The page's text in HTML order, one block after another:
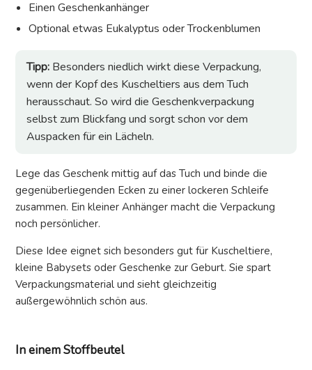
Einen Geschenkanhänger
Optional etwas Eukalyptus oder Trockenblumen
Tipp: Besonders niedlich wirkt diese Verpackung,
wenn der Kopf des Kuscheltiers aus dem Tuch
herausschaut. So wird die Geschenkverpackung
selbst zum Blickfang und sorgt schon vor dem
Auspacken für ein Lächeln.
Lege das Geschenk mittig auf das Tuch und binde die
gegenüberliegenden Ecken zu einer lockeren Schleife
zusammen. Ein kleiner Anhänger macht die Verpackung
noch persönlicher.
Diese Idee eignet sich besonders gut für Kuscheltiere,
kleine Babysets oder Geschenke zur Geburt. Sie spart
Verpackungsmaterial und sieht gleichzeitig
außergewöhnlich schön aus.
In einem Stoffbeutel